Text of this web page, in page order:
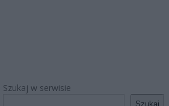
Szukaj w serwisie
Szukaj